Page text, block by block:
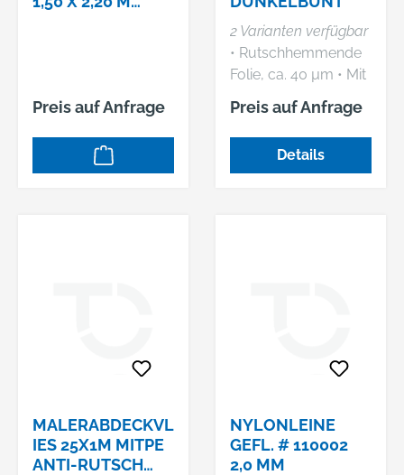
Preis auf Anfrage
2 Varianten verfügbar
• Rutschhemmende
Folie, ca. 40 µm • Mit
Recyclingfasern
(Polyester- und
Naturfasern)
Preis auf Anfrage
Details
MALERABDECKVL
IES 25X1M MITPE
ANTI-RUTSCH
NYLONLEINE
GEFL. # 110002
2,0 MM